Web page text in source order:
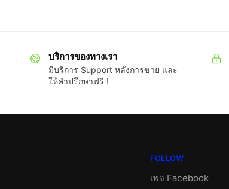
บริการของทางเรา
มีบริการ Support หลังการขาย และ
ให้คำปรึกษาฟรี !
FOLLOW
เพจ Facebook